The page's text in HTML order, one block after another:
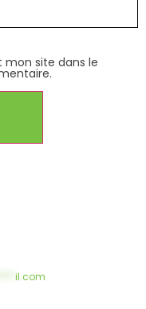
site dans le
il.com